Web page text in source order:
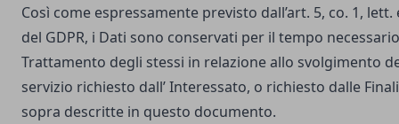
Così come espressamente previsto dall’art. 5, co. 1, lett.
del GDPR, i Dati sono conservati per il tempo
Trattamento degli stessi in relazione allo svolgimento
servizio richiesto dall’ Interessato, o richiesto dalle
sopra descritte in questo documento.